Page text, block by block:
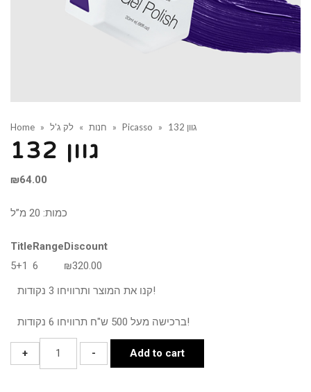
Home » חנות » לק ג'ל » Picasso » גוון 132
גוון 132
₪64.00
כמות: 20 מ”ל
TitleRangeDiscount
5+1 6 ₪320.00
קנו את המוצר ותרוויחו 3 נקודות!
ברכישה מעל 500 ש"ח תרוויחו 6 נקודות!
+
132
- Add to cart